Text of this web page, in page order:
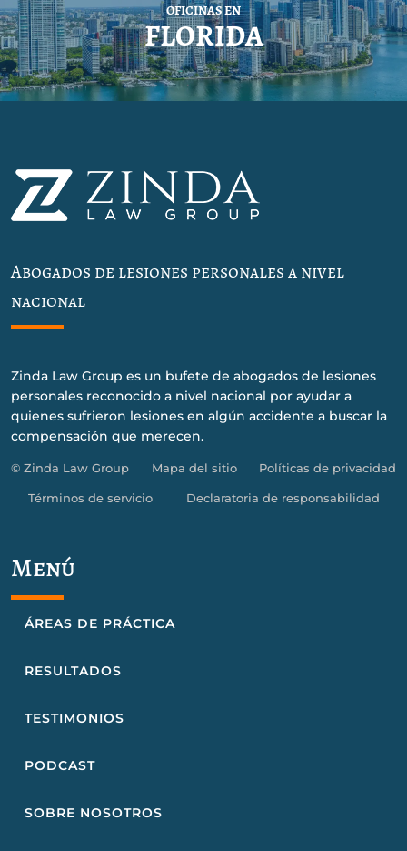
OFICINAS EN
FLORIDA
Abogados de lesiones personales a nivel
nacional
Zinda Law Group es un bufete de abogados de lesiones
personales reconocido a nivel nacional por ayudar a
quienes sufrieron lesiones en algún accidente a buscar la
compensación que merecen.
© Zinda Law Group Mapa del sitio Políticas de privacidad
Términos de servicio Declaratoria de responsabilidad
Menú
ÁREAS DE PRÁCTICA
RESULTADOS
TESTIMONIOS
PODCAST
SOBRE NOSOTROS